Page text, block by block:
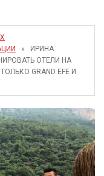
» ИРИНА
ОТЕЛИ НА
GRAND EFE И